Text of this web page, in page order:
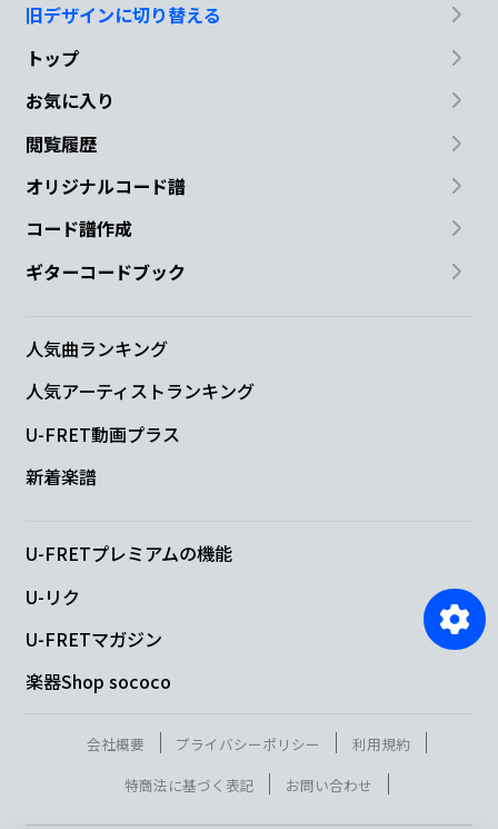
旧デザインに切り替える
トップ
お気に入り
閲覧履歴
オリジナルコード譜
コード譜作成
ギターコードブック
人気曲ランキング
人気アーティストランキング
U-FRET動画プラス
新着楽譜
U-FRETプレミアムの機能
U-リク
U-FRETマガジン
楽器Shop sococo
会社概要 プライバシーポリシー
利用規約
特商法に基づく表記
お問い合わせ